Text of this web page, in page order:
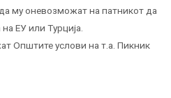
му оневозможат на патникот да
ЕУ или Турција.
Општите услови на т.а. Пикник